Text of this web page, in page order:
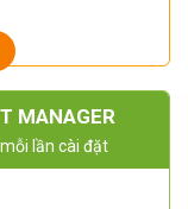
MANAGER
lần cài đặt